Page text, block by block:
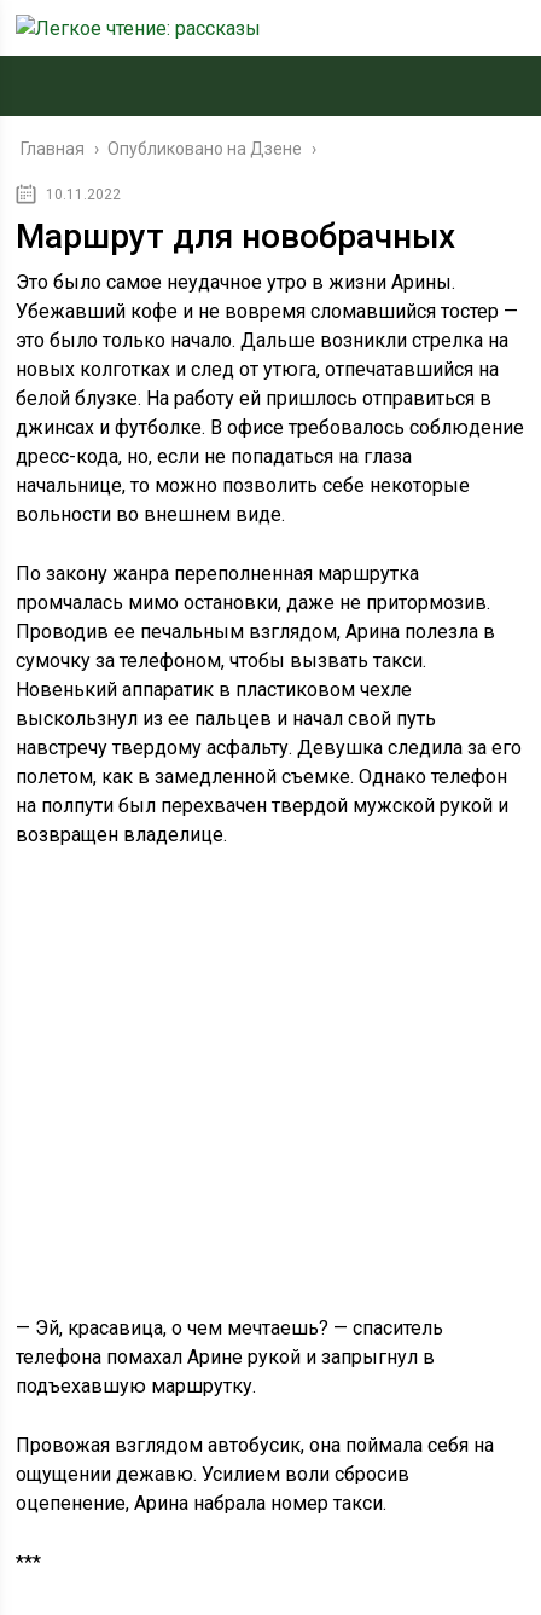
Главная › Опубликовано на Дзене ›
10.11.2022
Маршрут для новобрачных
Это было самое неудачное утро в жизни Арины.
Убежавший кофе и не вовремя сломавшийся тостер —
это было только начало. Дальше возникли стрелка на
новых колготках и след от утюга, отпечатавшийся на
белой блузке. На работу ей пришлось отправиться в
джинсах и футболке. В офисе требовалось соблюдение
дресс-кода, но, если не попадаться на глаза
начальнице, то можно позволить себе некоторые
вольности во внешнем виде.
По закону жанра переполненная маршрутка
промчалась мимо остановки, даже не притормозив.
Проводив ee печальным взглядом, Арина полезла в
сумочку за телефоном, чтобы вызвать такси.
Новенький аппаратик в пластиковом чехле
выскользнул из ее пальцев и начал свой путь
навстречу твердому асфальту. Девушка следила за его
полетом, как в замедленной съемке. Однако телефон
на полпути был перехвачен твердой мужской рукой и
возвращен владелице.
— Эй, красавица, о чем мечтаешь? — спаситель
телефона помахал Арине рукой и запрыгнул в
подъехавшую маршрутку.
Провожая взглядом автобусик, она поймала себя на
ощущении дежавю. Усилием воли сбросив
оцепенение, Арина набрала номер такси.
***